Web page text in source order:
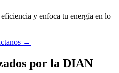
y enfoca tu energía en lo
→
por la DIAN